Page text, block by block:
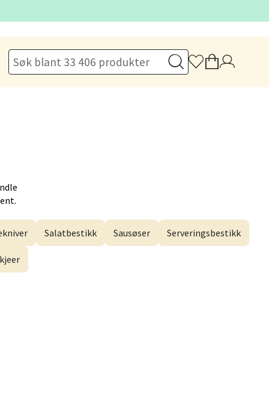
Salatbestikk Sausøser Serveringsbestikk